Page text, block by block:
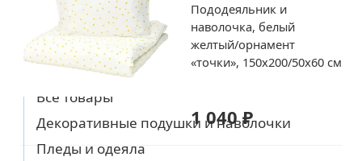
Условия доставки
Уже выбрали товары
на европейском сайте IKEA?
Ванная комната
Освещение
Текстиль и ковры
Все товары
Декоративные подушки и наволочки
Пледы и одеяла
Пододеяльник и
наволочка, белый
желтый/орнамент
«точки», 150x200/50x60 см
1 040 ₽